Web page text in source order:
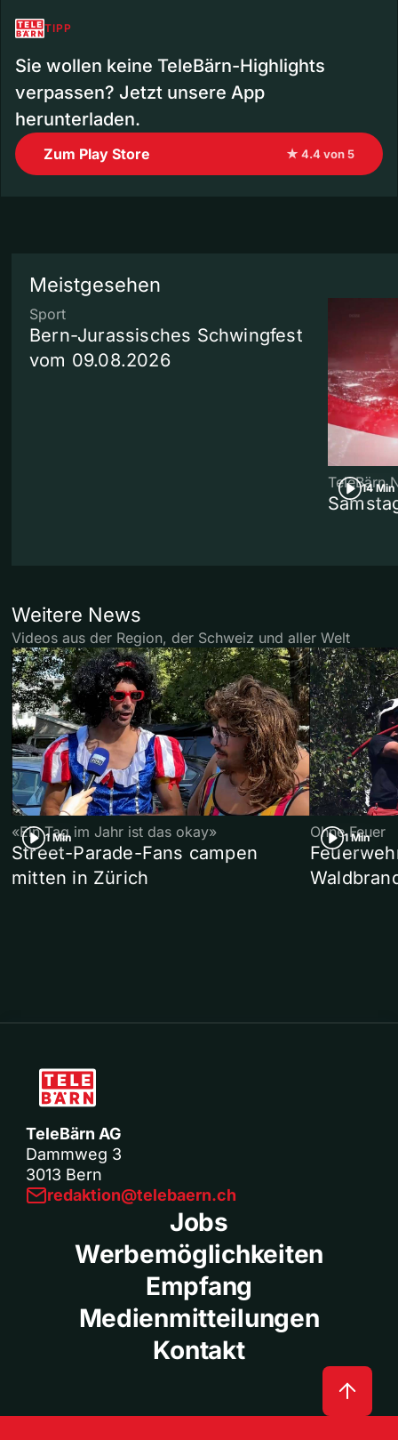
TIPP
Sie wollen keine TeleBärn-Highlights
verpassen? Jetzt unsere App
herunterladen.
Zum Play Store ★ 4.4 von 5
Meistgesehen
Sport
Bern-Jurassisches Schwingfest
vom 09.08.2026
14 Min
TeleBärn
Weitere News
Videos aus der Region, der Schweiz und aller Welt
1 Min
«Ein Tag im Jahr ist das okay»
Street-Parade-Fans campen
mitten in Zürich
1 Min
Ohne Feuer
TeleBärn AG
Dammweg 3
3013 Bern
redaktion@telebaern.ch
Jobs
Werbemöglichkeiten
Empfang
Medienmitteilungen
Kontakt